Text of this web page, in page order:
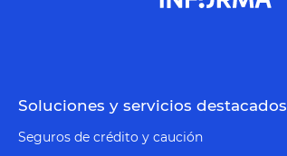
Soluciones y servicios destacados
Seguros de crédito y caución